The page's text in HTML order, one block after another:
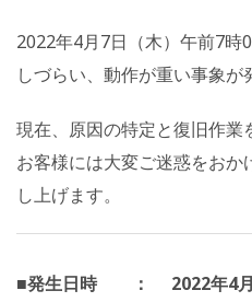
2022年4月7日（木）午前7時
しづらい、動作が重い事象が
現在、原因の特定と復旧作業
お客様には大変ご迷惑をお
し上げます。
■発生日時 ： 2022年4月7